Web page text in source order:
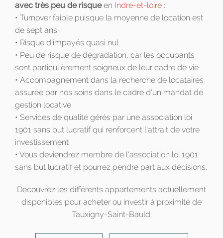
avec très peu de risqueen Indre-et-loire :
• Turnover faible puisque la moyenne de location est
de sept ans
• Risque d’impayés quasi nul
• Peu de risque de dégradation, car les occupants
sont particulièrement soigneux de leur cadre de vie
• Accompagnement dans la recherche de locataires
assurée par nos soins dans le cadre d'un mandat de
gestion locative
• Services de qualité gérés par une association loi
1901 sans but lucratif qui renforcent l’attrait de votre
investissement
• Vous deviendrez membre de l'association loi 1901
sans but lucratif et pourrez pendre part aux décisions.
Découvrez les différents appartements actuellement
disponibles pour acheter ou investir à proximité de
Tauxigny-Saint-Bauld: